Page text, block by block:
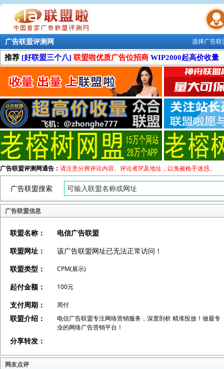
联盟学院
选择广告
广告联盟评测网
推荐 [好联盟三个八] 联盟啦优质广告位招商 WIP2000起高价收量
广告联盟评测网通告： 请注意分辨评论内容、评论者IP及地址，以免被枪手迷惑。
广告联盟搜索
广告联盟信息
联盟名称：
电信广告联盟
联盟网址：
该广告联盟网址已无法正常访问！
联盟类型：
CPM(展示)
起付金额： 100元
支付周期： 周付
联盟介绍：
电信广告联盟专注网络营销服务，深度剖析 精准投放！做最专
业的网络广告营销平台！
分享转发：
网友点评